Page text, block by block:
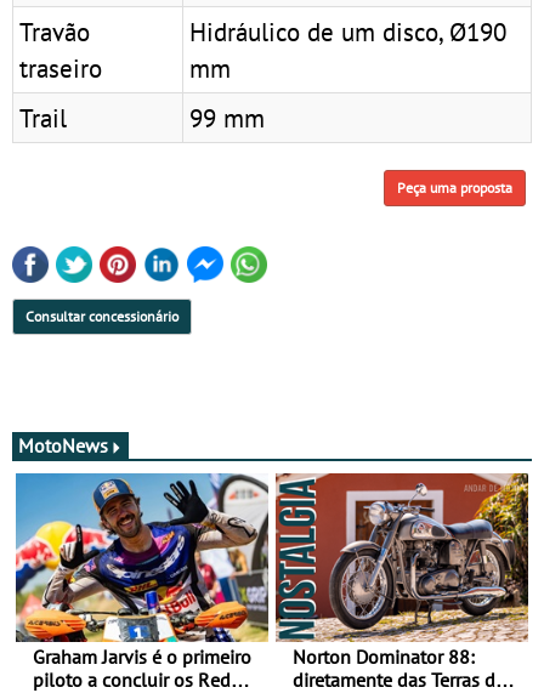
Travão
traseiro
Hidráulico de um disco, Ø190
mm
Trail
99 mm
Peça uma proposta
Consultar concessionário
MotoNews
Graham Jarvis é o primeiro
piloto a concluir os Red
Norton Dominator 88:
diretamente das Terras de